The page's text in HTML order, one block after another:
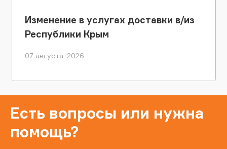
Изменение в услугах доставки в/из
Республики Крым
07 августа, 2026
Есть вопросы или нужна
помощь?